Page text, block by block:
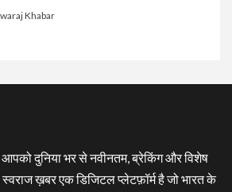
Khabar
दुनिया भर से नवीनतम, ब्रेकिंग और विशेष
ख़बर एक डिजिटल प्लेटफ़ॉर्म है जो भारत के